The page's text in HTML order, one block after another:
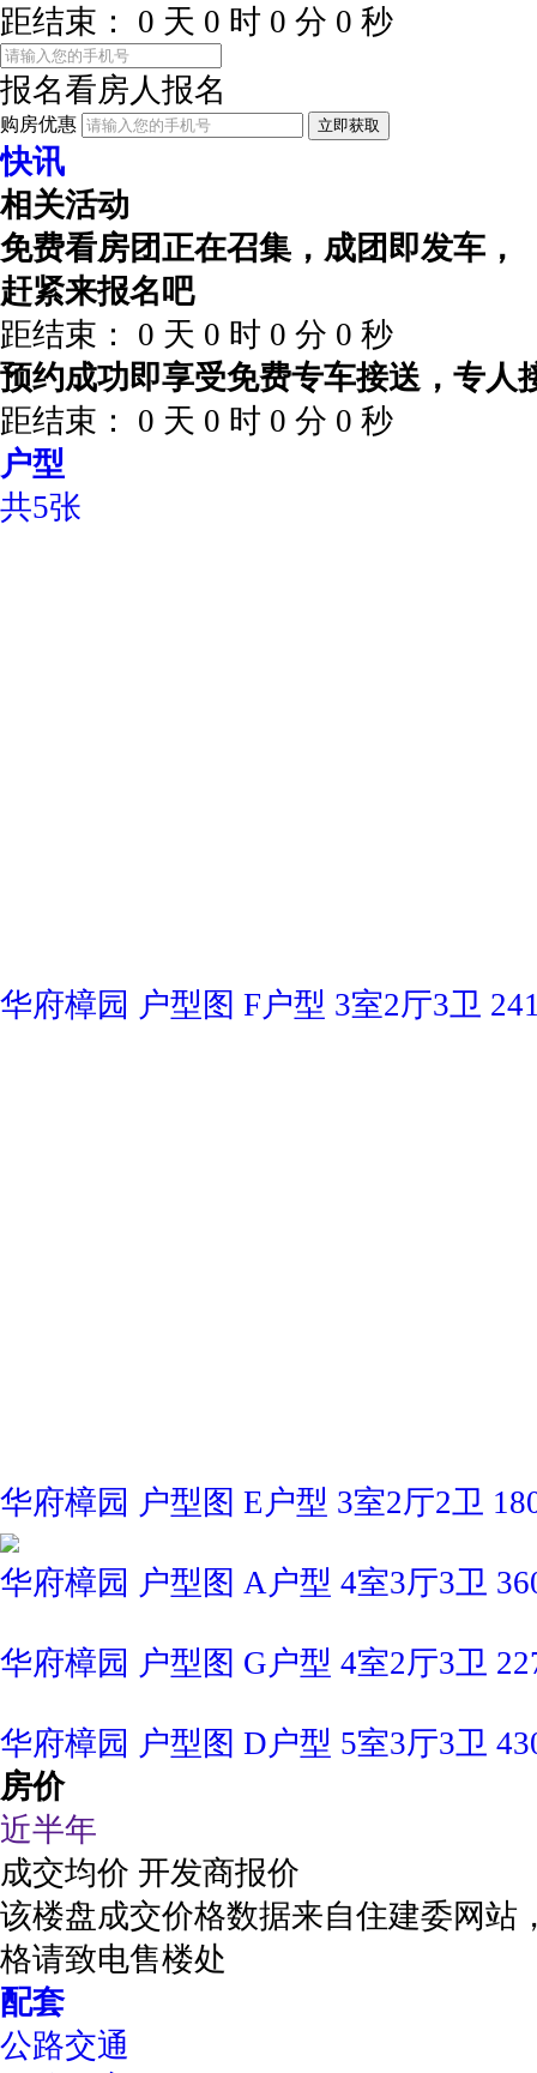
距结束：
0 天 0 时 0 分 0 秒
报名看房人报名
购房优惠 立即获取
快讯
相关活动
免费看房团正在召集，成团即发车，
赶紧来报名吧
距结束：
0 天 0 时 0 分 0 秒
预约成功即享受免费专车接送，专人
距结束：
0 天 0 时 0 分 0 秒
户型
共5张
华府樟园 户型图 F户型 3室2厅3卫
华府樟园 户型图 E户型 3室2厅2卫
华府樟园 户型图 A户型 4室3厅3卫
华府樟园 户型图 G户型 4室2厅3卫
华府樟园 户型图 D户型 5室3厅3卫
房价
近半年
成交均价 开发商报价
该楼盘成交价格数据来自住建委网站
格请致电售楼处
配套
公路交通